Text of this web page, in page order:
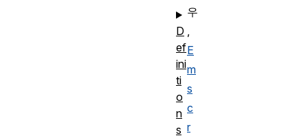
우
,
E
m
s
c
r
D
ef
ini
ti
o
n
s